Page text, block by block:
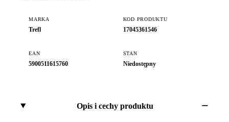
MARKA
Trefl
KOD PRODUKTU
17045361546
EAN
5900511615760
STAN
Niedostępny
Opis i cechy produktu